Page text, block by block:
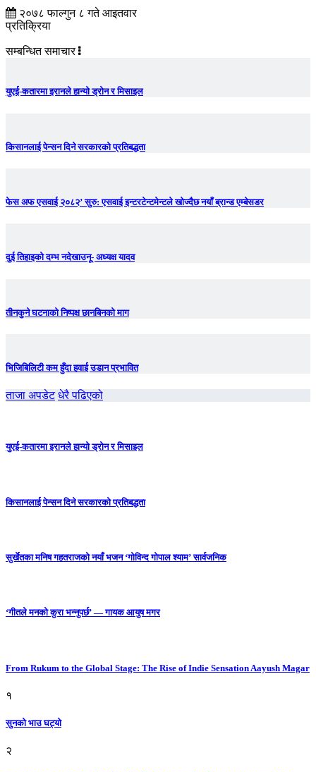
२०७८ फाल्गुन ८ गते आइतवार
प्रतिक्रिया
सम्बन्धित समाचार
युएई-कतारमा इरानले हान्यो ड्रोन र मिसाइल
किसानलाई पेन्सन दिने सरकारको प्रतिबद्धता
फेस अफ एसवाई २०८२’ सुरु: एसवाई इन्टरटेन्टमेन्टले खोज्दैछ नयाँ ब्रान्ड एम्बेसडर
दुई तिहाइको दम्भ नदेखाउनू- अध्यक्ष यादव
तीनकुने घटनाकाे निष्पक्ष छानबिनकाे माग
भिजिबिलिटी कम हुँदा हवाई उडान प्रभावित
ताजा अपडेट धेरै पढिएको
युएई-कतारमा इरानले हान्यो ड्रोन र मिसाइल
किसानलाई पेन्सन दिने सरकारको प्रतिबद्धता
सुर्खेतका मनिष गहतराजको नयाँ भजन ‘गोविन्द गोपाल श्याम’ सार्वजनिक
‘गीतले मनको कुरा भन्नुपर्छ’ — गायक आयुष मगर
From Rukum to the Global Stage: The Rise of Indie Sensation Aayush Magar
१
सुनको भाउ घट्याे
२